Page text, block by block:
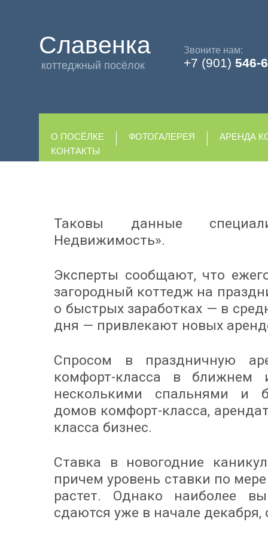
Славенка
коттеджный посёлок
Звоните нам:
+7 (901) 546-
О ПОСЁЛКЕ ФОТОГАЛЕРЕЯ
АРЕНДА
КОНТАКТЫ
Таковы данные
Недвижимость».
Эксперты сообщают, что
загородный коттедж на
о быстрых заработках — в
дня — привлекают новых
Спросом в праздничную
комфорт-класса в ближнем
несколькими спальнями и
домов комфорт-класса,
класса бизнес.
Ставка в новогодние
причем уровень ставки по
растет. Однако наиболее
сдаются уже в начале